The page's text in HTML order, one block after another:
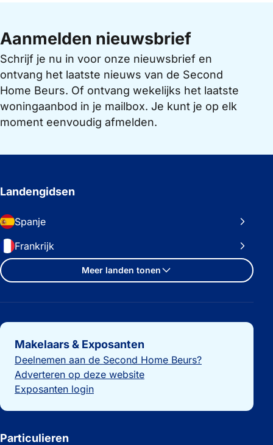
Aanmelden nieuwsbrief
Schrijf je nu in voor onze nieuwsbrief en
ontvang het laatste nieuws van de Second
Home Beurs. Of ontvang wekelijks het laatste
woningaanbod in je mailbox. Je kunt je op elk
moment eenvoudig afmelden.
Landengidsen
Spanje
Frankrijk
Meer landen tonen
Belangrijke links
Makelaars & Exposanten
Deelnemen aan de Second Home Beurs?
Adverteren op deze website
Exposanten login
Particulieren